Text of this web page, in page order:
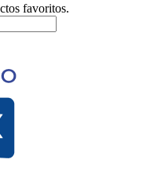
favoritos.